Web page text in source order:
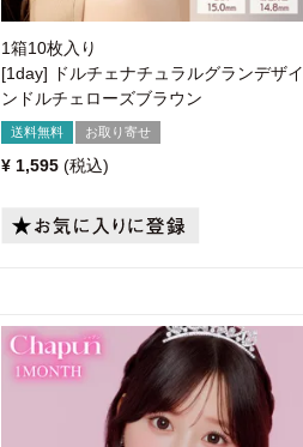
1箱10枚入り
[1day] ドルチェナチュラルグランデザイ
ンドルチェローズブラウン
送料無料 お取り寄せ
¥ 1,595 税込